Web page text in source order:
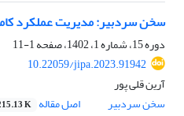
سخن سردبیر: مدیریت عملکرد
دوره 15، شماره 1، 1402، صفحه
1-11
10.22059/jipa.2023.91942
آرین قلی پور
سخن سردبیر
اصل مقاله K